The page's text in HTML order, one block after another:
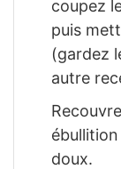
coupez
puis
(gardez
autre
doux.